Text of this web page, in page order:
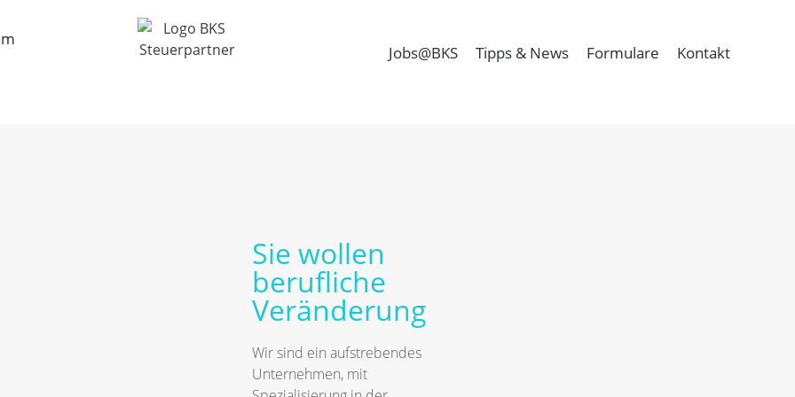
Jobs@BKS Tipps & News Formulare Kontakt
3.3.2021
Sie wollen
berufliche
Veränderung
Wir sind ein aufstrebendes
Unternehmen, mit